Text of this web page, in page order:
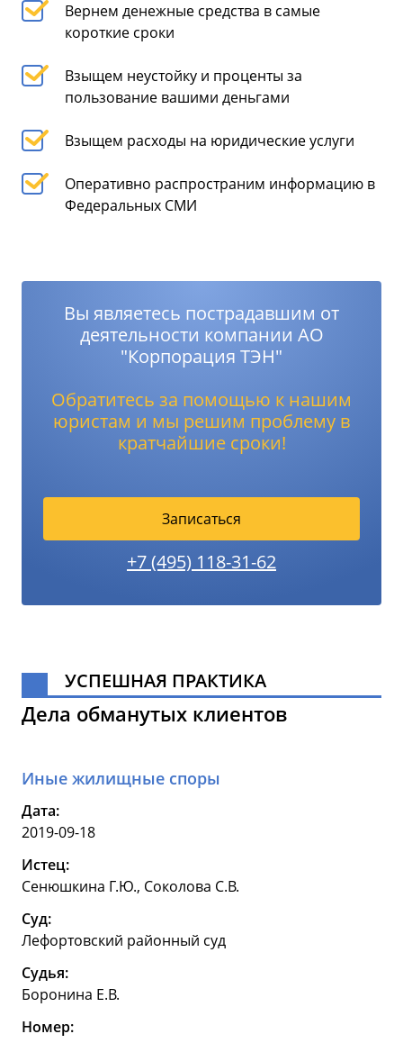
Вернем денежные средства в самые
короткие сроки
Взыщем неустойку и проценты за
пользование вашими деньгами
Взыщем расходы на юридические услуги
Оперативно распространим информацию в
Федеральных СМИ
Вы являетесь пострадавшим от
деятельности компании АО
"Корпорация ТЭН"
Обратитесь за помощью к нашим
юристам и мы решим проблему в
кратчайшие сроки!
Записаться
+7 (495) 118-31-62
УСПЕШНАЯ ПРАКТИКА
Дела обманутых клиентов
Иные жилищные споры
Дата:
2019-09-18
Истец:
Сенюшкина Г.Ю., Соколова С.В.
Суд:
Лефортовский районный суд
Судья:
Боронина Е.В.
Номер: